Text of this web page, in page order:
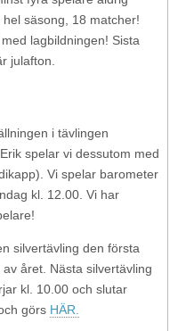
säsong, 18 matcher!
lagbildningen! Sista
julafton.
i tävlingen
spelar vi dessutom med
Vi spelar barometer
kl. 12.00. Vi har
silvertävling den första
året. Nästa silvertävling
kl. 10.00 och slutar
görs HÄR.